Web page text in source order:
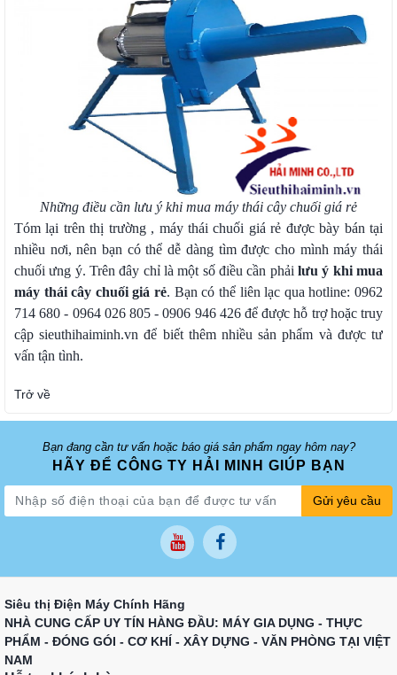
Những điều cần lưu ý khi mua máy thái cây chuối giá rẻ
Tóm lại trên thị trường , máy thái chuối giá rẻ được bày bán tại
nhiều nơi, nên bạn có thể dễ dàng tìm được cho mình máy thái
chuối ưng ý. Trên đây chỉ là một số điều cần phải lưu ý khi mua
máy thái cây chuối giá rẻ. Bạn có thể liên lạc qua hotline: 0962
714 680 - 0964 026 805 - 0906 946 426 để được hỗ trợ hoặc truy
cập sieuthihaiminh.vn để biết thêm nhiều sản phẩm và được tư
vấn tận tình.
Trở về
Bạn đang cần tư vấn hoặc báo giá sản phẩm ngay hôm nay?
HÃY ĐỂ CÔNG TY HẢI MINH GIÚP BẠN
Gửi yêu cầu
Siêu thị Điện Máy Chính Hãng
NHÀ CUNG CẤP UY TÍN HÀNG ĐẦU: MÁY GIA DỤNG - THỰC
PHẨM - ĐÓNG GÓI - CƠ KHÍ - XÂY DỰNG - VĂN PHÒNG TẠI VIỆT
NAM